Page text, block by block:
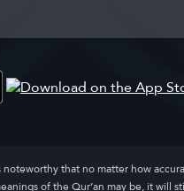
noteworthy that no matter how
of the Qur’an may be, it will